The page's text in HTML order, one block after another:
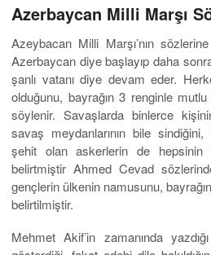
Azerbaycan Milli Marşı
Azeybacan Milli Marşı’nın
Azerbaycan diye başlayıp daha
şanlı vatanı diye devam eder.
olduğunu, bayrağın 3 renginle
söylenir. Savaşlarda binlerce
savaş meydanlarının bile
şehit olan askerlerin de hepsinin
belirtmiştir Ahmed Cevad
gençlerin ülkenin namusunu,
belirtilmiştir.
Mehmet Akif’in zamanında